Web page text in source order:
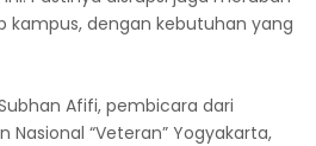
kampus, dengan kebutuhan yang
Afifi, pembicara dari
Nasional “Veteran” Yogyakarta,